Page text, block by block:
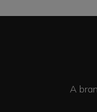
A